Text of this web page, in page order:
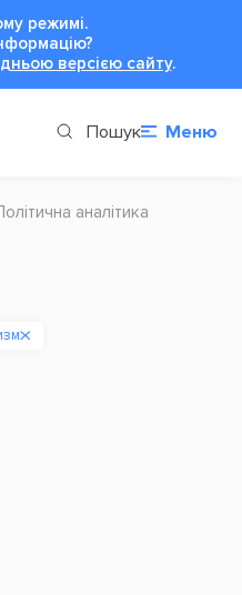
режимі.
версією сайту.
Пошук Меню
аналітика